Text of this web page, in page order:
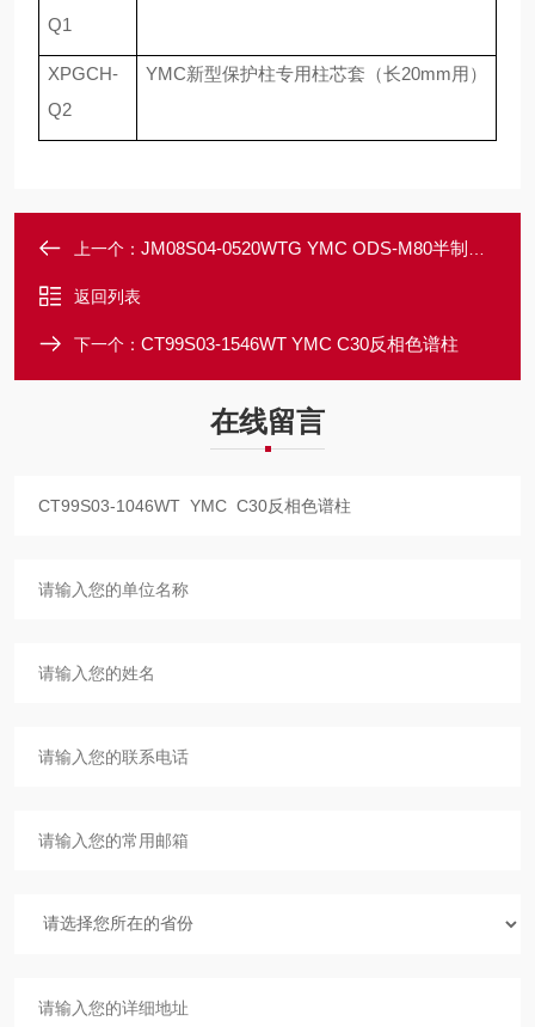
Q1
XPGCH-
Q2
YMC新型保护柱专用柱芯套（长20mm用）
上一个： JM08S04-0520WTG YMC ODS-M80半制备保护柱
返回列表
下一个： CT99S03-1546WT YMC C30反相色谱柱
在线留言